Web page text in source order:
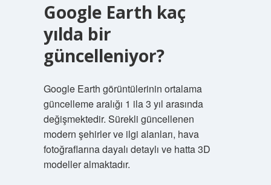
Google Earth kaç
yılda bir
güncelleniyor?
Google Earth görüntülerinin ortalama
güncelleme aralığı 1 ila 3 yıl arasında
değişmektedir. Sürekli güncellenen
modern şehirler ve ilgi alanları, hava
fotoğraflarına dayalı detaylı ve hatta 3D
modeller almaktadır.